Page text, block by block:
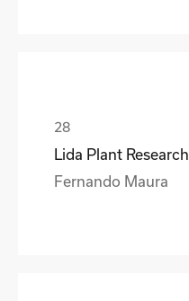
Lida Plant Research
Fernando Maura